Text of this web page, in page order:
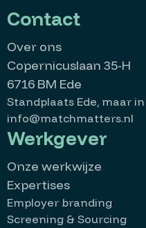
Contact
Over ons
Copernicuslaan 35-H
6716 BM Ede
Standplaats Ede, maar
info@matchmatters.nl
Werkgever
Onze werkwijze
Expertises
Employer branding
Screening & Sourcing